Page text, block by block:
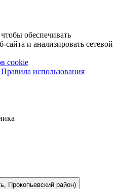
обеспечивать
и анализировать сетевой
cookie
Правила использования
Прокопьевский район)